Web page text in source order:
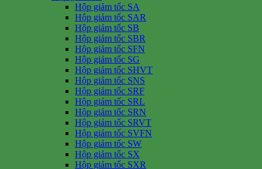
Hộp giảm tốc SA
Hộp giảm tốc SAR
Hộp giảm tốc SB
Hộp giảm tốc SBR
Hộp giảm tốc SFN
Hộp giảm tốc SG
Hộp giảm tốc SHVT
Hộp giảm tốc SNS
Hộp giảm tốc SRF
Hộp giảm tốc SRL
Hộp giảm tốc SRN
Hộp giảm tốc SRVT
Hộp giảm tốc SVFN
Hộp giảm tốc SW
Hộp giảm tốc SX
Hộp giảm tốc SXR